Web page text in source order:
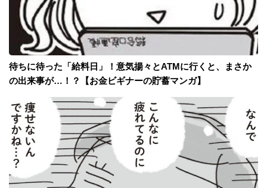
待ちに待った「給料日」！意気揚々とATMに行くと、まさか
の出来事が…！？【お金ビギナーの貯蓄マンガ】